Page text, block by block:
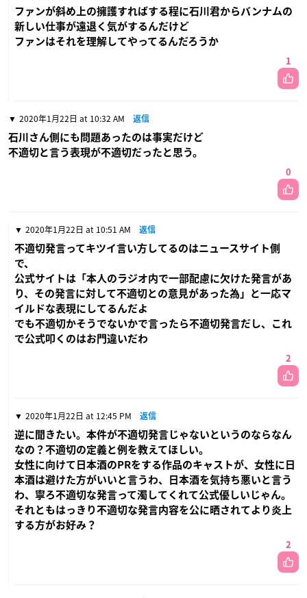
ファンが斜め上の擁護すればする程に石川君からバンナムの
新しい仕事が遠退く気がするんだけど
ファンはそれを理解してやってるんだろうか
1
2020年1月22日 at 10:32 AM 返信
石川さん側にも問題あったのは事実だけど
不適切と言う表現が不適切だったと思う。
0
2020年1月22日 at 10:51 AM 返信
不適切発言ってキツイ言い方してるのはニュースサイト側
で、
公式サイトは「本人のラジオ内で一部配慮に欠けた発言があ
り、その発言に対して不適切との意見があった為」と一応マ
イルドな表現にしてるんだよ
でも不適切かそうでないかで言ったら不適切発言だし、これ
で公式叩くのはお門違いだわ
2
2020年1月22日 at 12:45 PM 返信
逆に聞きたい。本件が不適切発言じゃないというのならなん
なの？不適切の定義と例を教えてほしい。
女性に向けて日本酒のPRをする作品のキャストが、女性に日
本酒は避けた方がいいと言うわ、日本酒を気持ち悪いと言う
わ、寧ろ不適切な発言って濁してくれて公式優しいじゃん。
それともはっきり不適切な発言内容を公に晒されてより炎上
する方がお好み？
2